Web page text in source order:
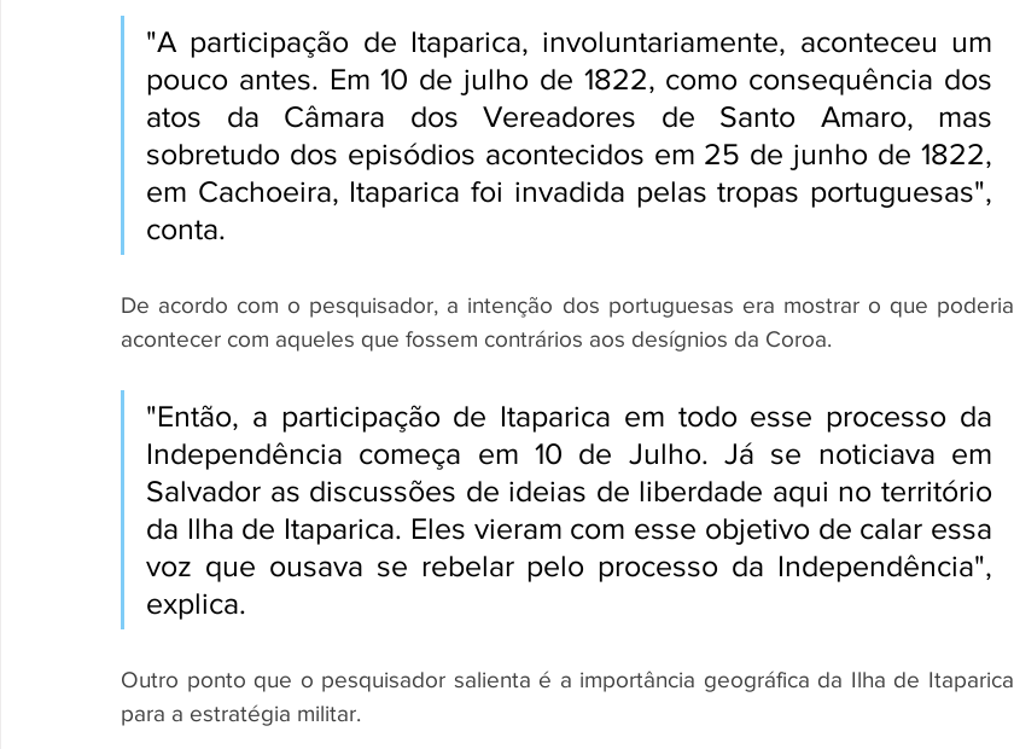
"A participação de Itaparica, involuntariamente, aconteceu um
pouco antes. Em 10 de julho de 1822, como consequência dos
atos da Câmara dos Vereadores de Santo Amaro, mas
sobretudo dos episódios acontecidos em 25 de junho de 1822,
em Cachoeira, Itaparica foi invadida pelas tropas portuguesas",
conta.
De acordo com o pesquisador, a intenção dos portuguesas era mostrar o que poderia
acontecer com aqueles que fossem contrários aos desígnios da Coroa.
"Então, a participação de Itaparica em todo esse processo da
Independência começa em 10 de Julho. Já se noticiava em
Salvador as discussões de ideias de liberdade aqui no território
da Ilha de Itaparica. Eles vieram com esse objetivo de calar essa
voz que ousava se rebelar pelo processo da Independência",
explica.
Outro ponto que o pesquisador salienta é a importância geográfica da Ilha de Itaparica
para a estratégia militar.